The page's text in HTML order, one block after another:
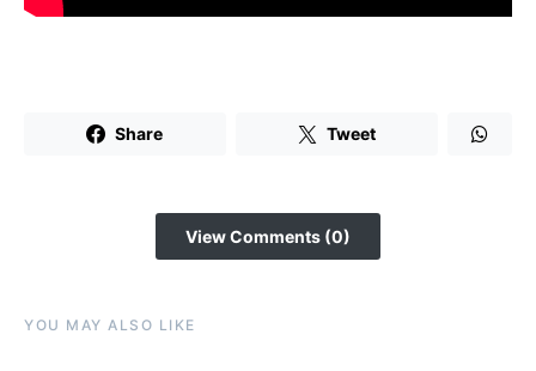
Share Tweet
View Comments (0)
YOU MAY ALSO LIKE